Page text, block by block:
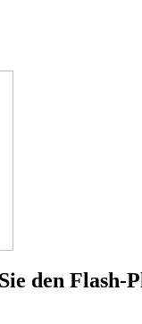
den